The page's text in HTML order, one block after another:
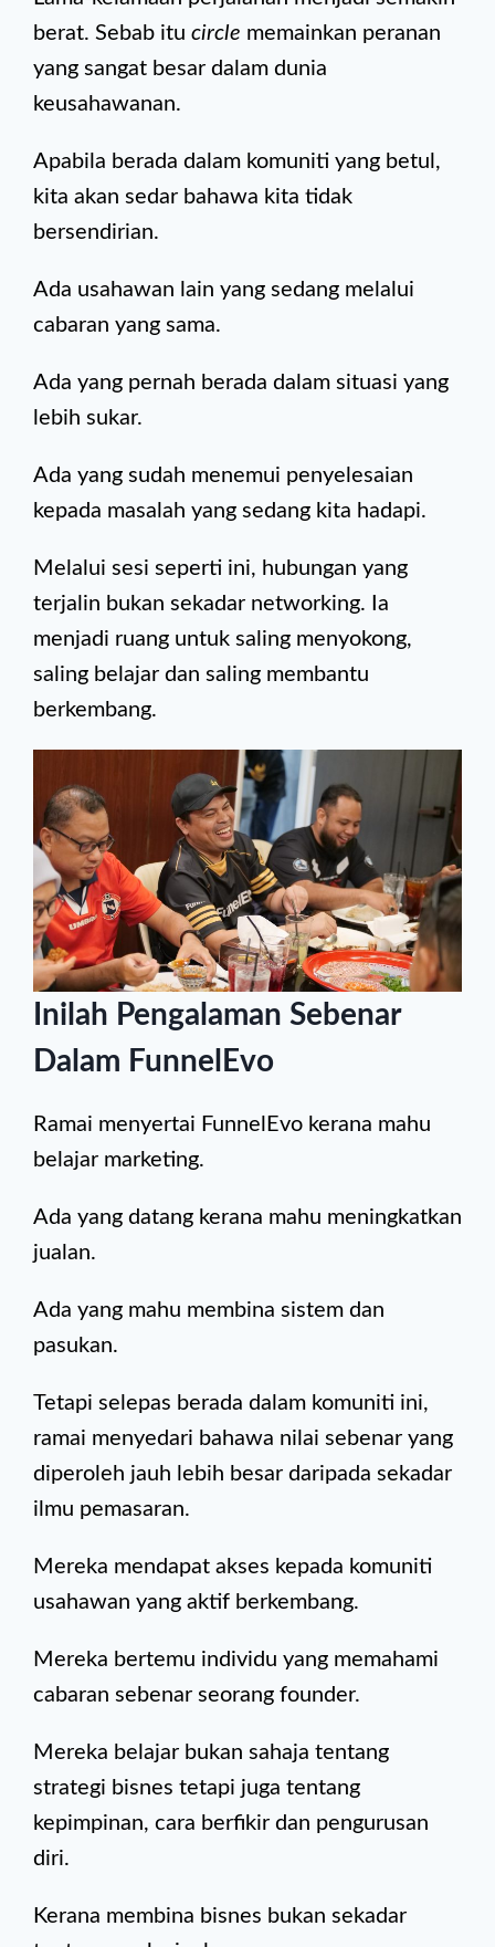
berat. Sebab itu circle memainkan peranan
yang sangat besar dalam dunia
keusahawanan.
Apabila berada dalam komuniti yang betul,
kita akan sedar bahawa kita tidak
bersendirian.
Ada usahawan lain yang sedang melalui
cabaran yang sama.
Ada yang pernah berada dalam situasi yang
lebih sukar.
Ada yang sudah menemui penyelesaian
kepada masalah yang sedang kita hadapi.
Melalui sesi seperti ini, hubungan yang
terjalin bukan sekadar networking. Ia
menjadi ruang untuk saling menyokong,
saling belajar dan saling membantu
berkembang.
Inilah Pengalaman Sebenar
Dalam FunnelEvo
Ramai menyertai FunnelEvo kerana mahu
belajar marketing.
Ada yang datang kerana mahu meningkatkan
jualan.
Ada yang mahu membina sistem dan
pasukan.
Tetapi selepas berada dalam komuniti ini,
ramai menyedari bahawa nilai sebenar yang
diperoleh jauh lebih besar daripada sekadar
ilmu pemasaran.
Mereka mendapat akses kepada komuniti
usahawan yang aktif berkembang.
Mereka bertemu individu yang memahami
cabaran sebenar seorang founder.
Mereka belajar bukan sahaja tentang
strategi bisnes tetapi juga tentang
kepimpinan, cara berfikir dan pengurusan
diri.
Kerana membina bisnes bukan sekadar